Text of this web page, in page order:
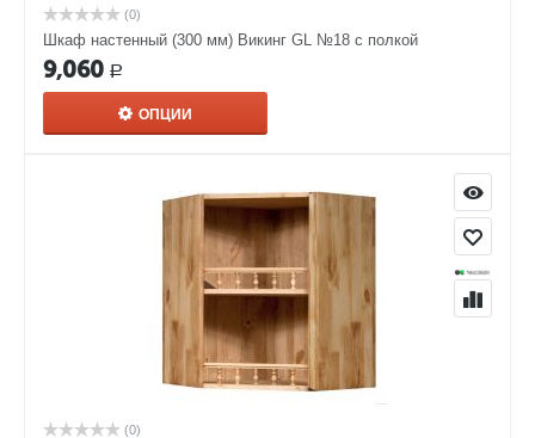
(0)
Шкаф настенный (300 мм) Викинг GL №18 с полкой
9,060 Р
ОПЦИИ
(0)